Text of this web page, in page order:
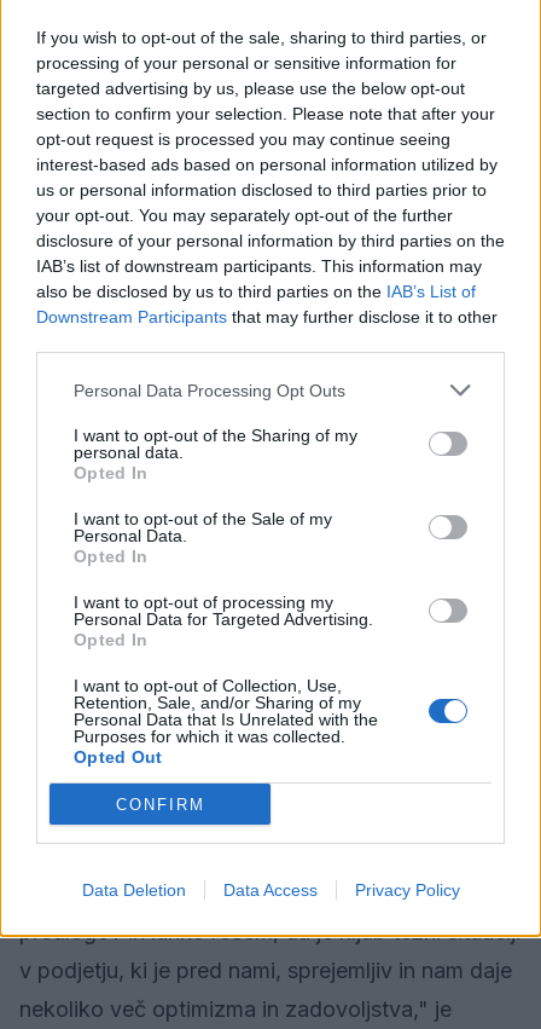
If you wish to opt-out of the sale, sharing to third parties, or
processing of your personal or sensitive information for
targeted advertising by us, please use the below opt-out
section to confirm your selection. Please note that after your
opt-out request is processed you may continue seeing
interest-based ads based on personal information utilized by
us or personal information disclosed to third parties prior to
your opt-out. You may separately opt-out of the further
disclosure of your personal information by third parties on the
IAB’s list of downstream participants. This information may
also be disclosed by us to third parties on the IAB’s List of
Downstream Participants that may further disclose it to other
Personal Data Processing Opt Outs
I want to opt-out of the Sharing of my
personal data.
Opted In
I want to opt-out of the Sale of my
Personal Data.
Opted In
I want to opt-out of processing my
Personal Data for Targeted Advertising.
Opted In
I want to opt-out of Collection, Use,
Retention, Sale, and/or Sharing of my
Personal Data that Is Unrelated with the
Purposes for which it was collected.
Opted Out
CONFIRM
Data Deletion Data Access Privacy Policy
Mavec je spomnil tudi na precejšenstanovanjski
fondv lasti premogovnika, ki bo na podlagi
zakona predvidomaprešel pod okrilje
republiškega stanovanjskega sklada. S tem
bodo po njegovih besedah lahko upokojeni
rudarji, ki stanovanj zaradi socialnih razlogov niso
mogli odkupiti, ostali v sistemu neprofitnih
Z vsebino zakona so zadovoljni tudi v sindikatu in
svetu delavcev premogovnika. Predsednik sveta
delavcevDanilo Rednjak
najpomembnejšimi pravicami, ki jih zakon prinaša
za zaposlene, izpostavil
predčasno upokojevanje, višje odpravnine v
primeru prenehanja zaposlitve iz poslovnega
invalidov, možnost prekvalifikacije zaposlenih
ter zagotavljanje varnosti najemnikov
rudniških stanovanj.
Premogovnika Velenje vsebuje večino naših
predlogov in lahko rečem, da je kljub težki situaciji
v podjetju, ki je pred nami, sprejemljiv in nam daje
nekoliko več optimizma in zadovoljstva," je